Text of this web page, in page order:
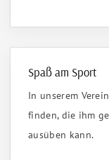
Spaß am Sport
In unserem
finden, die ihm
ausüben kann.